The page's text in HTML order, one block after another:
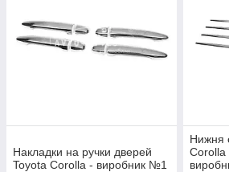
Накладки на ручки дверей
Toyota Corolla - виробник №1
Нижня